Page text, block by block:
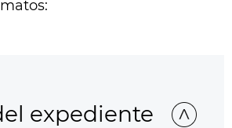
expediente